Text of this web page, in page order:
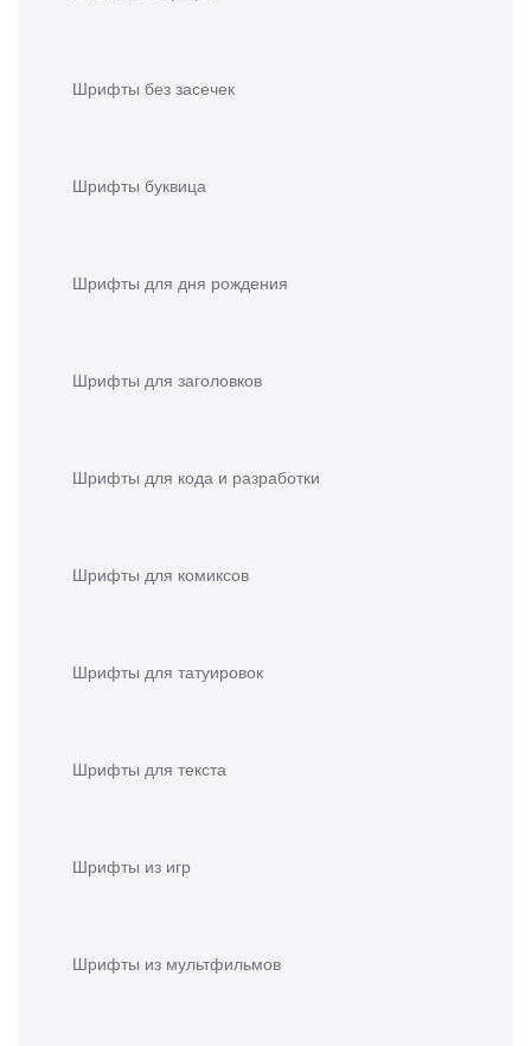
Шрифты без засечек
Шрифты буквица
Шрифты для дня рождения
Шрифты для заголовков
Шрифты для кода и разработки
Шрифты для комиксов
Шрифты для татуировок
Шрифты для текста
Шрифты из игр
Шрифты из мультфильмов